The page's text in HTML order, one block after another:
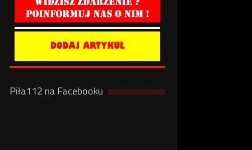
Piła112 na Facebooku